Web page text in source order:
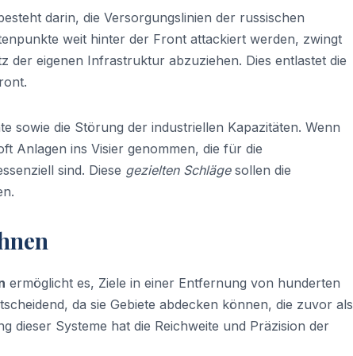
darin, die Versorgungslinien der russischen
weit hinter der Front attackiert werden, zwingt
der eigenen Infrastruktur abzuziehen. Dies entlastet die
sowie die Störung der industriellen Kapazitäten. Wenn
Anlagen ins Visier genommen, die für die
sind. Diese gezielten Schlägesollen die
ermöglicht es, Ziele in einer Entfernung von hunderten
da sie Gebiete abdecken können, die zuvor als
dieser Systeme hat die Reichweite und Präzision der